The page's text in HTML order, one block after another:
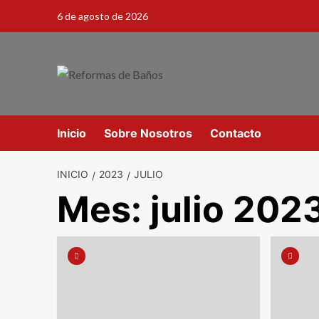
6 de agosto de 2026
Inicio Sobre Nosotros Contacto
INICIO 2023 JULIO
Mes: julio